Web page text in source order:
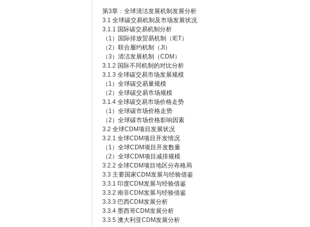
第3章：全球清洁发展机制发展分析
3.1 全球碳交易机制及市场发展状况
3.1.1 国际碳交易机制分析
（1）国际排放贸易机制（IET）
（2）联合履约机制（JI）
（3）清洁发展机制（CDM）
3.1.2 国际不同机制的对比分析
3.1.3 全球碳交易市场发展规模
（1）全球碳交易量规模
（2）全球碳交易市场规模
3.1.4 全球碳交易市场价格走势
（1）全球碳市场价格走势
（2）全球碳市场价格影响因素
3.2 全球CDM项目发展状况
3.2.1 全球CDM项目开发情况
（1）全球CDM项目开发数量
（2）全球CDM项目减排规模
3.2.2 全球CDM项目地区分布格局
3.3 主要国家CDM发展与经验借鉴
3.3.1 印度CDM发展与经验借鉴
3.3.2 南非CDM发展与经验借鉴
3.3.3 巴西CDM发展分析
3.3.4 墨西哥CDM发展分析
3.3.5 澳大利亚CDM发展分析